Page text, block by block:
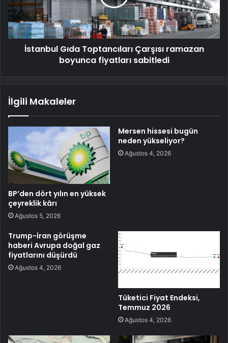
İstanbul Gıda Toptancıları Çarşısı ramazan
boyunca fiyatları sabitledi
İlgili Makaleler
BP’den dört yılın en yüksek
çeyreklik kârı
Ağustos 5, 2026
Mersen hissesi bugün
neden yükseliyor?
Ağustos 4, 2026
Trump-İran görüşme
haberi Avrupa doğal gaz
fiyatlarını düşürdü
Ağustos 4, 2026
Tüketici Fiyat Endeksi,
Temmuz 2026
Ağustos 4, 2026